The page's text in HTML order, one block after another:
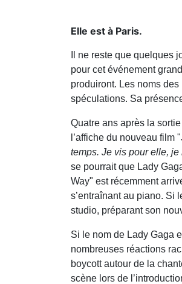
Elle est à Paris.
Il ne reste que quelques
pour cet événement
produiront. Les noms
spéculations. Sa
Quatre ans après la
l’affiche du nouveau
temps. Je vis pour elle,
se pourrait que Lady
Way" est récemment
s’entraînant au piano. Si
studio, préparant son
Si le nom de Lady Gaga
nombreuses réactions
boycott autour de la
scène lors de